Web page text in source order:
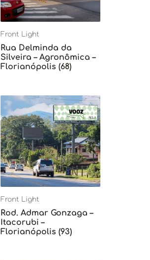
Front Light
Rua Delminda da
Silveira – Agronômica –
Florianópolis (68)
Front Light
Rod. Admar Gonzaga –
Itacorubi –
Florianópolis (93)